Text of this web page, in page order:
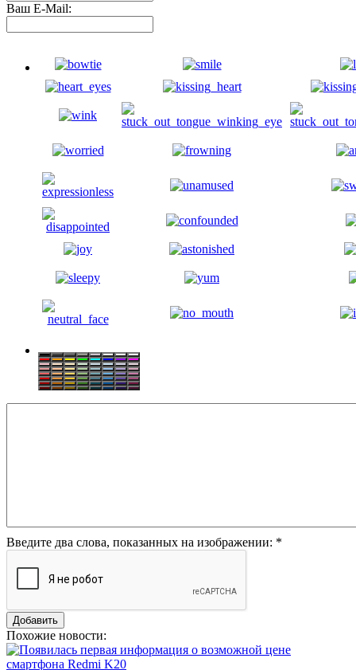
Ваш E-Mail:
Введите два слова, показанных на изображении: *
Похожие новости: